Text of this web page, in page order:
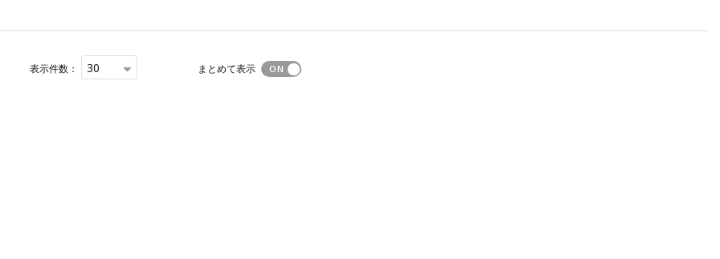
表示件数： 30 まとめて表示